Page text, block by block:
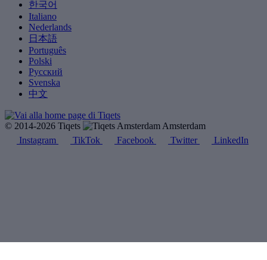
한국어
Italiano
Nederlands
日本語
Português
Polski
Русский
Svenska
中文
© 2014-2026 Tiqets
Amsterdam
Instagram
TikTok Facebook Twitter LinkedIn